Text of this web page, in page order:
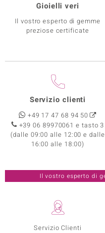
Servizio Clienti
Gioielli veri
Il vostro esperto di gemme
preziose certificate
Servizio clienti
+49 17 47 68 94 50
+39 06 89970061 e tasto 3
(dalle 09:00 alle 12:00 e dalle
16:00 alle 18:00)
Il vostro esperto di